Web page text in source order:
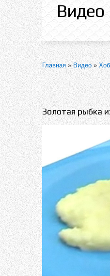
Видео
Главная»Видео»
Золотая рыбка